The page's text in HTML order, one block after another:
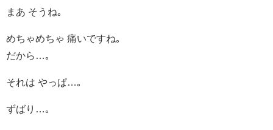
まあ そうね｡
めちゃめちゃ 痛いですね｡
だから…｡
それは やっぱ…｡
ずばり…｡